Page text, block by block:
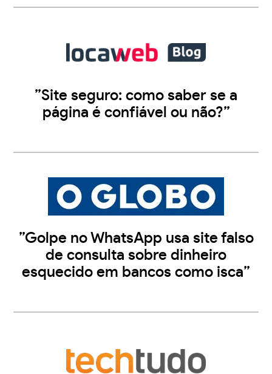
”Site seguro: como saber se a
página é confiável ou não?”
”Golpe no WhatsApp usa site falso
de consulta sobre dinheiro
esquecido em bancos como isca”